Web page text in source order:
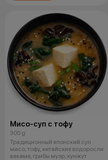
Мисо-суп с тофу
300 g
Традиционный японский суп
мисо, тофу, китайские водоросли
вакаме, грибы муэр, кунжут